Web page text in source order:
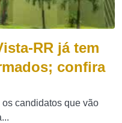
RR já tem
confira
candidatos que vão